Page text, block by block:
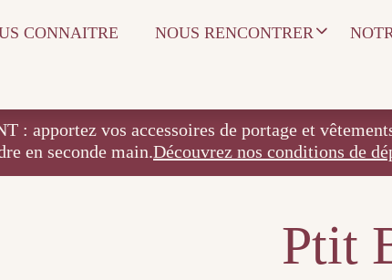
CONNAITRE NOUS RENCONTRER
apportez vos accessoires de portage et
en seconde main.Découvrez nos conditions de
Ptit